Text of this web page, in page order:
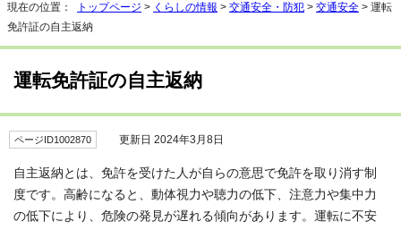
現在の位置： トップページ > くらしの情報 > 交通安全・防犯 > 交通安全 > 運転
免許証の自主返納
運転免許証の自主返納
ページID1002870 更新日 2024年3月8日
自主返納とは、免許を受けた人が自らの意思で免許を取り消す制
度です。高齢になると、動体視力や聴力の低下、注意力や集中力
の低下により、危険の発見が遅れる傾向があります。運転に不安